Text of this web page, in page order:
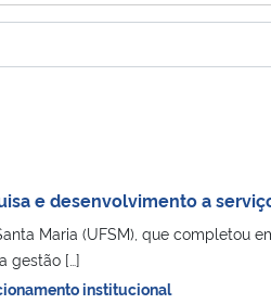
e desenvolvimento a
Maria (UFSM), que completou
gestão […]
institucional